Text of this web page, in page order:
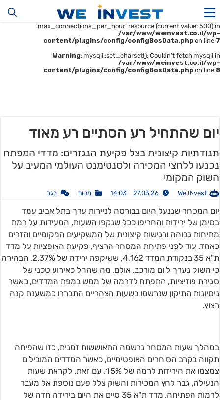
Warning
: mysqli::__construct(): (HY000/1226): User
'u414896523_maofData' has exceeded the
'max_connections_per_hour' resource (current value: 500) in
/var/www/weinvest.co.il/wp-
content/plugins/config/configBosData.php on line 7
Warning: mysqli::set_charset(): Couldn't fetch mysqli in
/var/www/weinvest.co.il/wp-
content/plugins/config/configBosData.php on line 8
יום שהתחיל רע הסתיים רע מאוד
תנודתיות קיצונית בצל פקיעת הנגזרים: מדדי המפתח
נכנעו ללחצי המכירה ולסנטימנט העולמי המעיב על
השוק המקומי
We INvest
27.03.26 14:03 מניות הגב
יום המסחר שננעל היום בבורסה לניירות ערך בתל אביב עמד
בסימן של ירידות והחריפו ככל שנקפו השעות, המעידות על רמת
מתיחות גבוהה ורגישות קיצונית של המשקיעים המקומיים והזרים
כאחד. עוד לפני פתיחת המסחר הרציף, פקיעת האופציות על מדד
ת"א 35 בנקודת המדד 4,162, ששיקפה ירידה של 2.37%, הבהירה
כי השוק נערך ליום מורכב. אולם, מה שהחל כאירוע טכני של
סגירת פוזיציות, התפתח לדרמה של ממש במפת המדדים, כאשר
ניסיונות התיקון שנרשמו בשעות הצהריים התבררו כמשענת קנה
רצוץ.
במהלך שעות המסחר נרשמה התאוששות זמנית, כזו שהפיחה
תקווה בקרב הסוחרים האופטימיים, כאשר המדדים המובילים
צמצמו את הירידות לרמה של 1.5%. עם זאת, לקראת שעות
הנעילה, גבר לחץ המכירות והשוק צלל פעם נוספת אל מעבר
לרמות הפתיחה. מדד ת"א 35 סיים את היום בירידה חדה של